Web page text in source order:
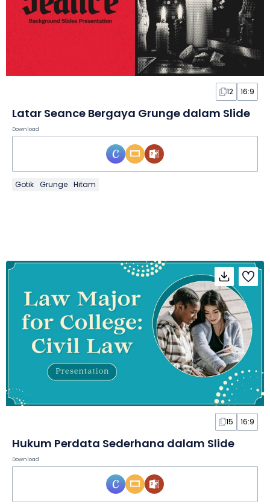
12 16:9
Latar Seance Bergaya Grunge dalam Slide
Download
Gotik Grunge Hitam
15 16:9
Hukum Perdata Sederhana dalam Slide
Download